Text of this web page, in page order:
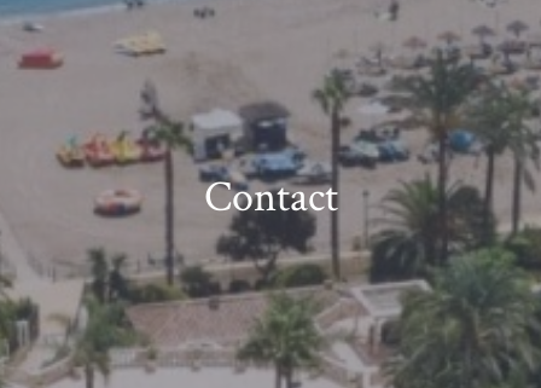
Contact